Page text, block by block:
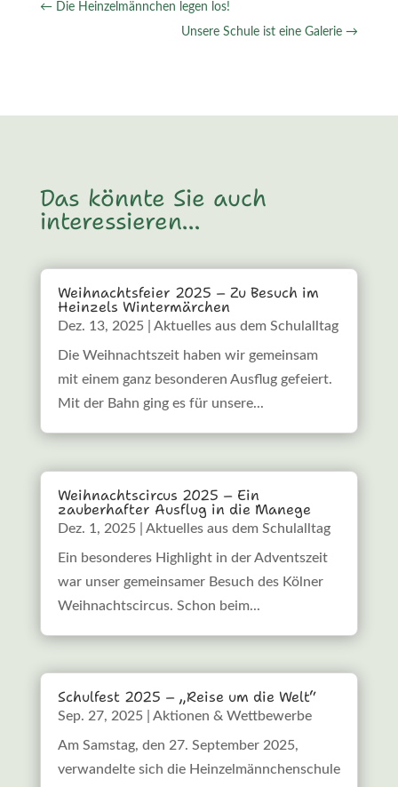
← Die Heinzelmännchen legen los!
Unsere Schule ist eine Galerie →
Das könnte Sie auch
interessieren…
Weihnachtsfeier 2025 – Zu Besuch im
Heinzels Wintermärchen
Dez. 13, 2025| Aktuelles aus dem Schulalltag
Die Weihnachtszeit haben wir gemeinsam
mit einem ganz besonderen Ausflug gefeiert.
Mit der Bahn ging es für unsere...
Weihnachtscircus 2025 – Ein
zauberhafter Ausflug in die Manege
Dez. 1, 2025| Aktuelles aus dem Schulalltag
Ein besonderes Highlight in der Adventszeit
war unser gemeinsamer Besuch des Kölner
Weihnachtscircus. Schon beim...
Schulfest 2025 – „Reise um die Welt“
Sep. 27, 2025| Aktionen & Wettbewerbe
Am Samstag, den 27. September 2025,
verwandelte sich die Heinzelmännchenschule